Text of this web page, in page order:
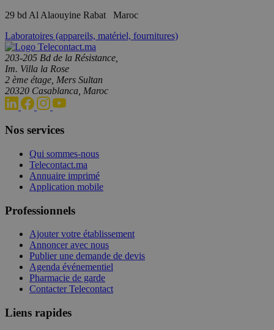
29 bd Al Alaouyine Rabat Maroc
Laboratoires (appareils, matériel, fournitures)
203-205 Bd de la Résistance,
Im. Villa la Rose
2 ème étage, Mers Sultan
20320 Casablanca, Maroc
Nos services
Qui sommes-nous
Telecontact.ma
Annuaire imprimé
Application mobile
Professionnels
Ajouter votre établissement
Annoncer avec nous
Publier une demande de devis
Agenda événementiel
Pharmacie de garde
Contacter Telecontact
Liens rapides